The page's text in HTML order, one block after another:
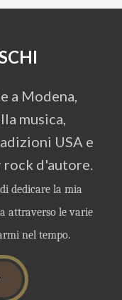
a Modena,
musica,
USA e
d'autore.
dedicare la mia
attraverso le varie
nel tempo.